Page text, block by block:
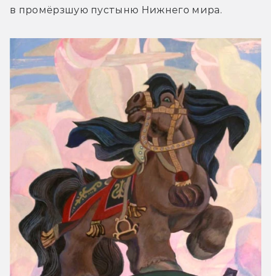
в промёрзшую пустыню Нижнего мира.